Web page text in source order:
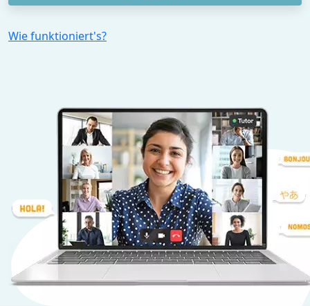
Wie funktioniert's?